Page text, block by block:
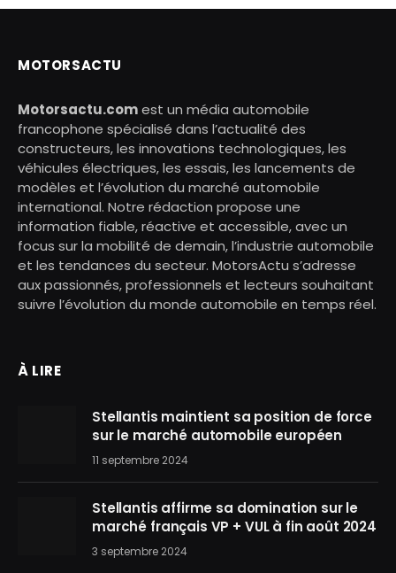
MOTORSACTU
Motorsactu.comest un média automobile
francophone spécialisé dans l’actualité des
constructeurs, les innovations technologiques, les
véhicules électriques, les essais, les lancements de
modèles et l’évolution du marché automobile
international. Notre rédaction propose une
information fiable, réactive et accessible, avec un
focus sur la mobilité de demain, l’industrie automobile
et les tendances du secteur. MotorsActu s’adresse
aux passionnés, professionnels et lecteurs souhaitant
suivre l’évolution du monde automobile en temps réel.
À LIRE
Stellantis maintient sa position de force
sur le marché automobile européen
11 septembre 2024
Stellantis affirme sa domination sur le
marché français VP + VUL à fin août 2024
3 septembre 2024